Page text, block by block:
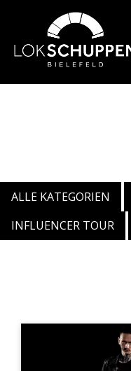
ALLE KATEGORIEN
INFLUENCER TOUR